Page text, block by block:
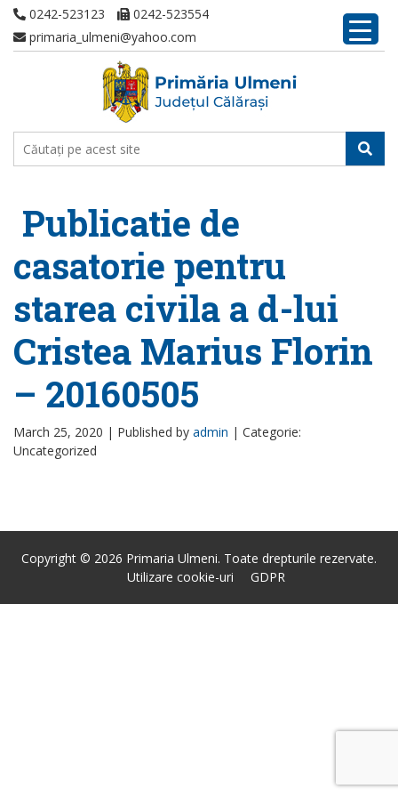
0242-523123
0242-523554
primaria_ulmeni@yahoo.com
Publicatie de
casatorie pentru
starea civila a d-lui
Cristea Marius Florin
– 20160505
March 25, 2020 | Published by admin | Categorie:
Uncategorized
Copyright © 2026 Primaria Ulmeni. Toate drepturile rezervate.
Utilizare cookie-uri
GDPR